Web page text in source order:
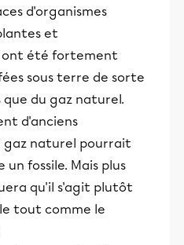
d'organismes
et
ont été fortement
sous terre de sorte
que du gaz naturel.
d'anciens
gaz naturel pourrait
fossile. Mais plus
qu'il s'agit plutôt
tout comme le